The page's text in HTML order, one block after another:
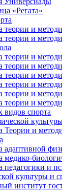
«Регата»
теории и
теории и
теории и
теории и
теории и
теории и
теории и
теории и
видов спорта
Теории и
адаптивной
медико-
педагогики и
культуры и
институт